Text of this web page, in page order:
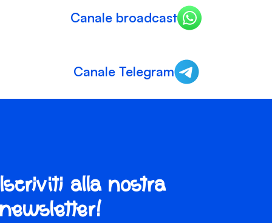
Canale broadcast
Canale Telegram
Iscriviti alla nostra
newsletter!